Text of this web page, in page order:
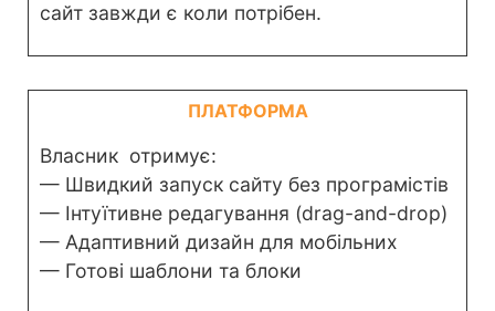
сайт завжди є коли потрібен.
ПЛАТФОРМА
Власник отримує:
— Швидкий запуск сайту без програмістів
— Інтуїтивне редагування (drag-and-drop)
— Адаптивний дизайн для мобільних
— Готові шаблони та блоки